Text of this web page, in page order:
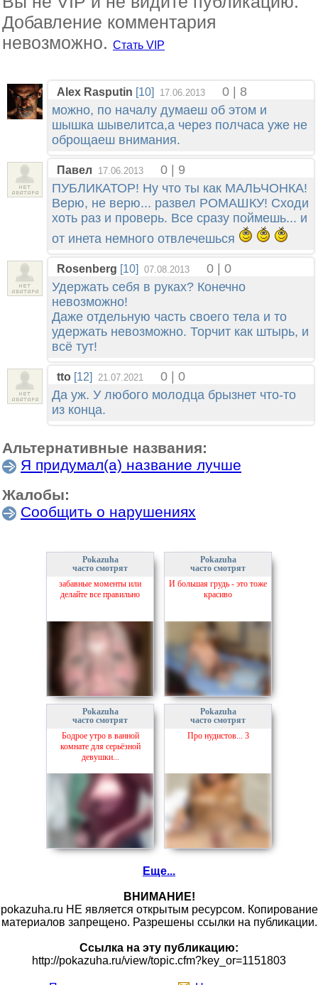
Добавление комментария
невозможно. Стать VIP
Alex Rasputin [10] 17.06.2013
0 | 8
можно, по началу думаеш об этом и
шышка шывелитса,а через полчаса уже не
оброщаеш внимания.
Павел 17.06.2013
0 | 9
ПУБЛИКАТОР! Ну что ты как МАЛЬЧОНКА!
Верю, не верю... развел РОМАШКУ! Сходи
хоть раз и проверь. Все сразу поймешь... и
от инета немного отвлечешься
Rosenberg [10] 07.08.2013
0 | 0
Удержать себя в руках? Конечно
невозможно!
Даже отдельную часть своего тела и то
удержать невозможно. Торчит как штырь, и
всё тут!
tto [12] 21.07.2021
0 | 0
Да уж. У любого молодца брызнет что-то
из конца.
Альтернативные названия:
Я придумал(а) название лучше
Жалобы:
Сообщить о нарушениях
Pokazuha
часто смотрят
забавные моменты или
делайте все правильно
Pokazuha
часто смотрят
И большая грудь - это тоже
красиво
Pokazuha
часто смотрят
Бодрое утро в ванной
комнате для серьёзной
девушки...
Pokazuha
часто смотрят
Про нудистов... 3
Еще...
ВНИМАНИЕ!
pokazuha.ru НЕ является открытым ресурсом. Копирование
материалов запрещено. Разрешены ссылки на публикации.
Ссылка на эту публикацию:
http://pokazuha.ru/view/topic.cfm?key_or=1151803